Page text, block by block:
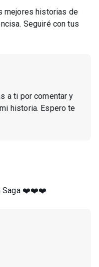
mejores historias de
Seguiré con tus
a ti por comentar y
historia. Espero te
Saga ❤️❤️❤️